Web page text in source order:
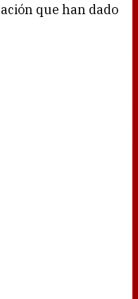
que han dado